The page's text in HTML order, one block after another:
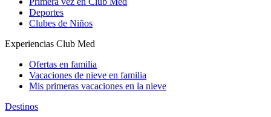
Deportes
Clubes de Niños
Experiencias Club Med
Ofertas en familia
Vacaciones de nieve en familia
Mis primeras vacaciones en la nieve
Destinos